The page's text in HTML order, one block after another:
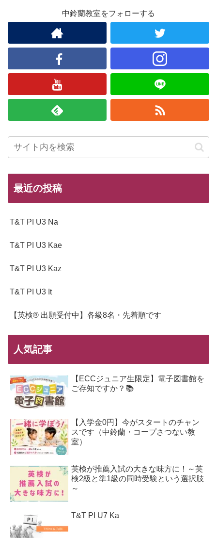
中鈴蘭教室をフォローする
最近の投稿
T&T PI U3 Na
T&T PI U3 Kae
T&T PI U3 Kaz
T&T PI U3 It
【英検® 出願受付中】各級8名・先着順です
人気記事
【ECCジュニア生限定】電子図書館を
ご存知ですか？📚
【入学金0円】今がスタートのチャン
スです（中鈴蘭・コープさつない教
室）
英検が推薦入試の大きな味方に！～英
検2級と準1級の同時受験という選択肢
～
T&T PI U7 Ka